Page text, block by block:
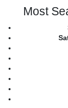
Most